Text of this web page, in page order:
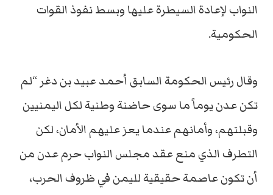
النواب لإعادة السيطرة عليها وبسط نفوذ القوات
الحكومية.
وقال رئيس الحكومة السابق أحمد عبيد بن دغر “لم
تكن عدن يوماً ما سوى حاضنة وطنية لكل اليمنيين
وقبلتهم، وأمانهم عندما يعز عليهم الأمان، لكن
التطرف الذي منع عقد مجلس النواب حرم عدن من
أن تكون عاصمة حقيقية لليمن في ظروف الحرب،